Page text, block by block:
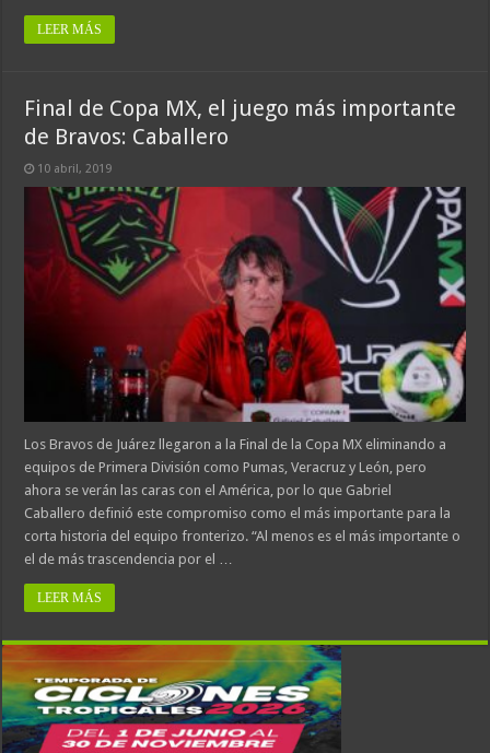
LEER MÁS
Final de Copa MX, el juego más importante
de Bravos: Caballero
10 abril, 2019
Los Bravos de Juárez llegaron a la Final de la Copa MX eliminando a
equipos de Primera División como Pumas, Veracruz y León, pero
ahora se verán las caras con el América, por lo que Gabriel
Caballero definió este compromiso como el más importante para la
corta historia del equipo fronterizo. “Al menos es el más importante o
el de más trascendencia por el …
LEER MÁS